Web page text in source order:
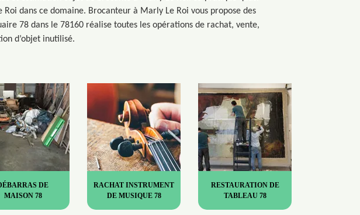
dans ce domaine. Brocanteur à Marly Le Roi vous propose des
78 dans le 78160 réalise toutes les opérations de rachat, vente,
d’objet inutilisé.
DE
MAISON 78
RACHAT INSTRUMENT
DE MUSIQUE 78
RESTAURATION DE
TABLEAU 78